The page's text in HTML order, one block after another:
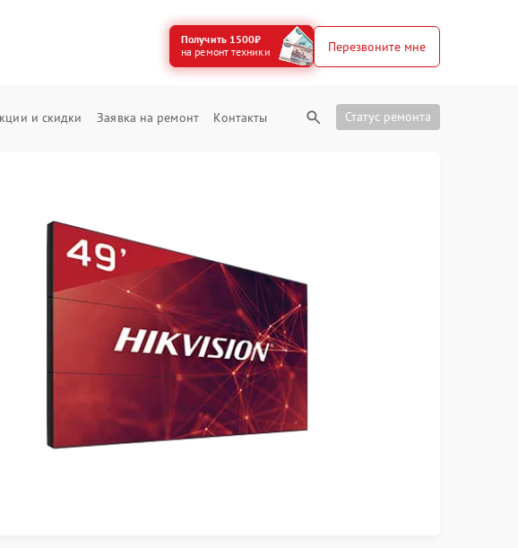
Получить 1500₽
на ремонт техники
Перезвоните мне
и скидки Заявка на ремонт Контакты Статус ремонта